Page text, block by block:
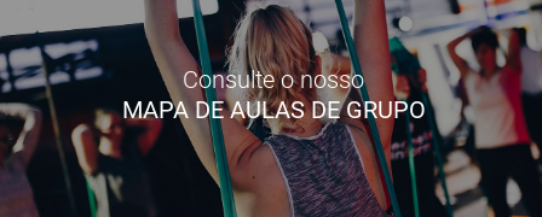
Consulte o nosso
MAPA DE AULAS DE GRUPO